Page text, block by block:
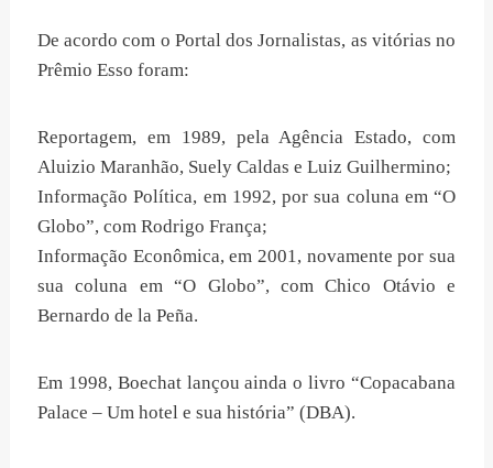
De acordo com o Portal dos Jornalistas, as vitórias no
Prêmio Esso foram:
Reportagem, em 1989, pela Agência Estado, com
Aluizio Maranhão, Suely Caldas e Luiz Guilhermino;
Informação Política, em 1992, por sua coluna em “O
Globo”, com Rodrigo França;
Informação Econômica, em 2001, novamente por sua
sua coluna em “O Globo”, com Chico Otávio e
Bernardo de la Peña.
Em 1998, Boechat lançou ainda o livro “Copacabana
Palace – Um hotel e sua história” (DBA).